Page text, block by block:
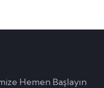
Hemen Başlayın